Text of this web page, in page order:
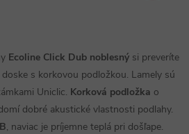
Ecoline Click Dub noblesný si preveríte
s korkovou podložkou. Lamely sú
Uniclic. Korková podložka o
dobré akustické vlastnosti podlahy.
, naviac je príjemne teplá pri došľape.